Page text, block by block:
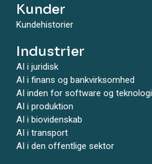
Kunder
Kundehistorier
Industrier
AI i juridisk
AI i finans og bankvirksomhed
AI inden for software og teknologi
AI i produktion
AI i biovidenskab
AI i transport
AI i den offentlige sektor